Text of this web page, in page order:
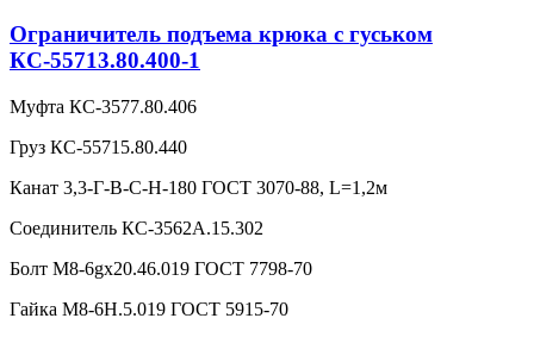
Ограничитель подъема крюка с гуськом
КС-55713.80.400-1
Муфта КС-3577.80.406
Груз КС-55715.80.440
Канат 3,3-Г-В-С-Н-180 ГОСТ 3070-88, L=1,2м
Соединитель КС-3562А.15.302
Болт М8-6gx20.46.019 ГОСТ 7798-70
Гайка М8-6Н.5.019 ГОСТ 5915-70